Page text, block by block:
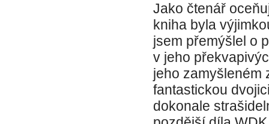
Jako čtenář
kniha byla
jsem přemýšlel o
v jeho
jeho zamyšleném
fantastickou
dokonale